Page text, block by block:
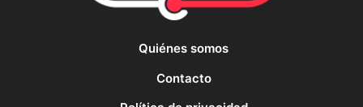
Quiénes somos
Contacto